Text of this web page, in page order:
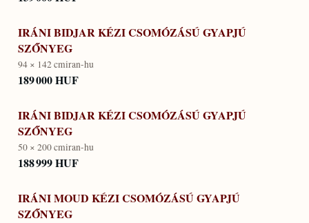
IRÁNI BIDJAR KÉZI CSOMÓZÁSÚ GYAPJÚ
SZŐNYEG
94 × 142 cmiran-hu
189 000 HUF
IRÁNI BIDJAR KÉZI CSOMÓZÁSÚ GYAPJÚ
SZŐNYEG
50 × 200 cmiran-hu
188 999 HUF
IRÁNI MOUD KÉZI CSOMÓZÁSÚ GYAPJÚ
SZŐNYEG